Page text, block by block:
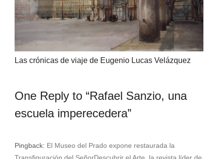
Las crónicas de viaje de Eugenio Lucas Velázquez
One Reply to “Rafael Sanzio, una
escuela imperecedera”
Pingback: El Museo del Prado expone restaurada la